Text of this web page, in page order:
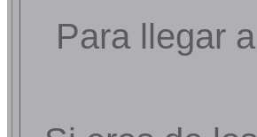
Para llegar